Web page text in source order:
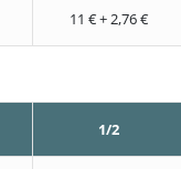
11 € + 2,76 €
1/2